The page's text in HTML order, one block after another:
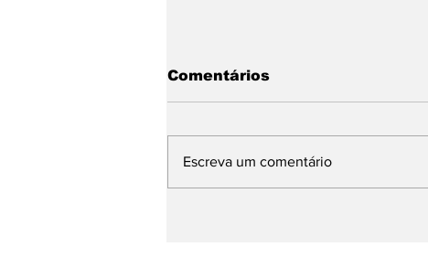
Comentários
Escreva um comentário